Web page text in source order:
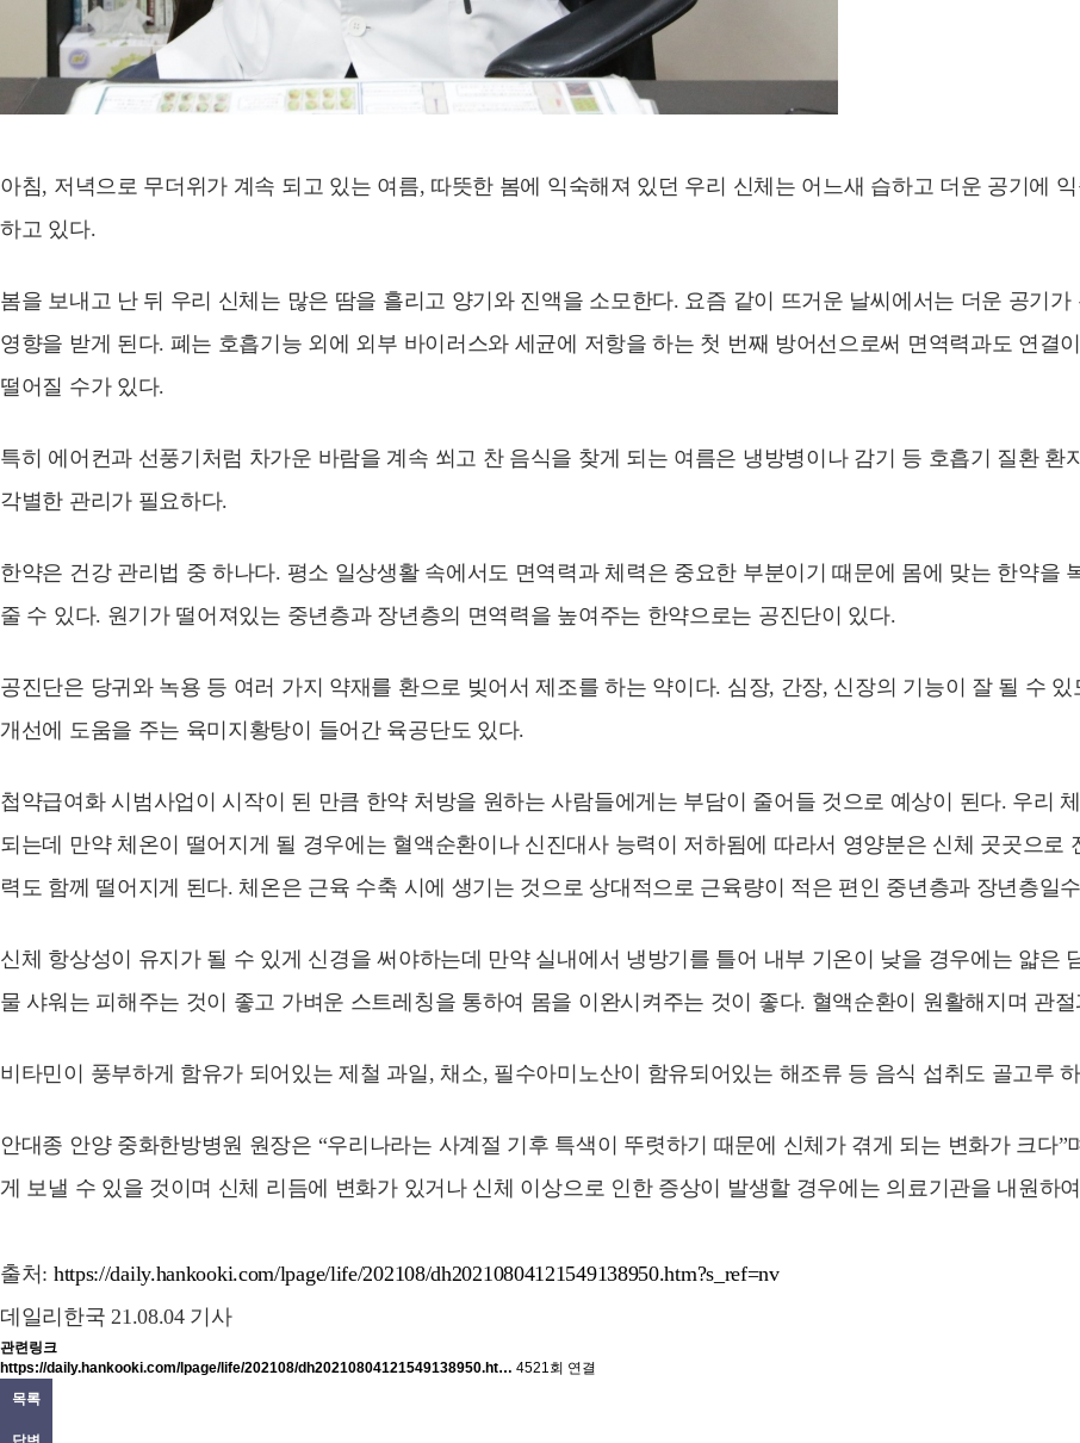
아침, 저녁으로 무더위가 계속 되고 있는 여름, 따뜻한 봄에 익숙해져 있던 우리 신체는 어느새 습하고 더운 공기에
하고 있다.
봄을 보내고 난 뒤 우리 신체는 많은 땀을 흘리고 양기와 진액을 소모한다. 요즘 같이 뜨거운 날씨에서는 더운 공기
영향을 받게 된다. 폐는 호흡기능 외에 외부 바이러스와 세균에 저항을 하는 첫 번째 방어선으로써 면역력과도 연
떨어질 수가 있다.
특히 에어컨과 선풍기처럼 차가운 바람을 계속 쐬고 찬 음식을 찾게 되는 여름은 냉방병이나 감기 등 호흡기 질환
각별한 관리가 필요하다.
한약은 건강 관리법 중 하나다. 평소 일상생활 속에서도 면역력과 체력은 중요한 부분이기 때문에 몸에 맞는 한약을
줄 수 있다. 원기가 떨어져있는 중년층과 장년층의 면역력을 높여주는 한약으로는 공진단이 있다.
공진단은 당귀와 녹용 등 여러 가지 약재를 환으로 빚어서 제조를 하는 약이다. 심장, 간장, 신장의 기능이 잘 될 수
개선에 도움을 주는 육미지황탕이 들어간 육공단도 있다.
첩약급여화 시범사업이 시작이 된 만큼 한약 처방을 원하는 사람들에게는 부담이 줄어들 것으로 예상이 된다. 우리
되는데 만약 체온이 떨어지게 될 경우에는 혈액순환이나 신진대사 능력이 저하됨에 따라서 영양분은 신체 곳곳으로
력도 함께 떨어지게 된다. 체온은 근육 수축 시에 생기는 것으로 상대적으로 근육량이 적은 편인 중년층과 장년층일
신체 항상성이 유지가 될 수 있게 신경을 써야하는데 만약 실내에서 냉방기를 틀어 내부 기온이 낮을 경우에는 얇
물 샤워는 피해주는 것이 좋고 가벼운 스트레칭을 통하여 몸을 이완시켜주는 것이 좋다. 혈액순환이 원활해지며 관
비타민이 풍부하게 함유가 되어있는 제철 과일, 채소, 필수아미노산이 함유되어있는 해조류 등 음식 섭취도 골고루
안대종 안양 중화한방병원 원장은 “우리나라는 사계절 기후 특색이 뚜렷하기 때문에 신체가 겪게 되는 변화가 크다
게 보낼 수 있을 것이며 신체 리듬에 변화가 있거나 신체 이상으로 인한 증상이 발생할 경우에는 의료기관을 내원하
출처: https://daily.hankooki.com/lpage/life/202108/dh20210804121549138950.htm?s_ref=nv
데일리한국 21.08.04 기사
관련링크
https://daily.hankooki.com/lpage/life/202108/dh20210804121549138950.ht… 4521회 연결
목록